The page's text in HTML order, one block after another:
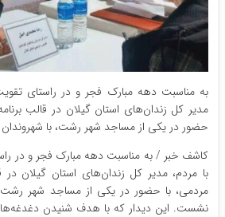
به مناسبت دهه مبارک فجر و در راستای
مدیر کل زندان‌های استان گیلان در قالب
حضور در یکی از مساجد شهر رشت، با
کاشف خبر / به مناسبت دهه مبارک فجر و در
با مردم، مدیر کل زندان‌های استان گیلان در
مردمی، با حضور در یکی از مساجد شهر
نشست. این دیدار که با هدف شنیدن